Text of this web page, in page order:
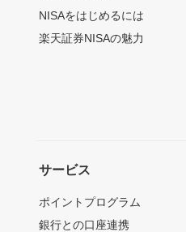
NISAをはじめるには
楽天証券NISAの魅力
サービス
ポイントプログラム
銀行との口座連携